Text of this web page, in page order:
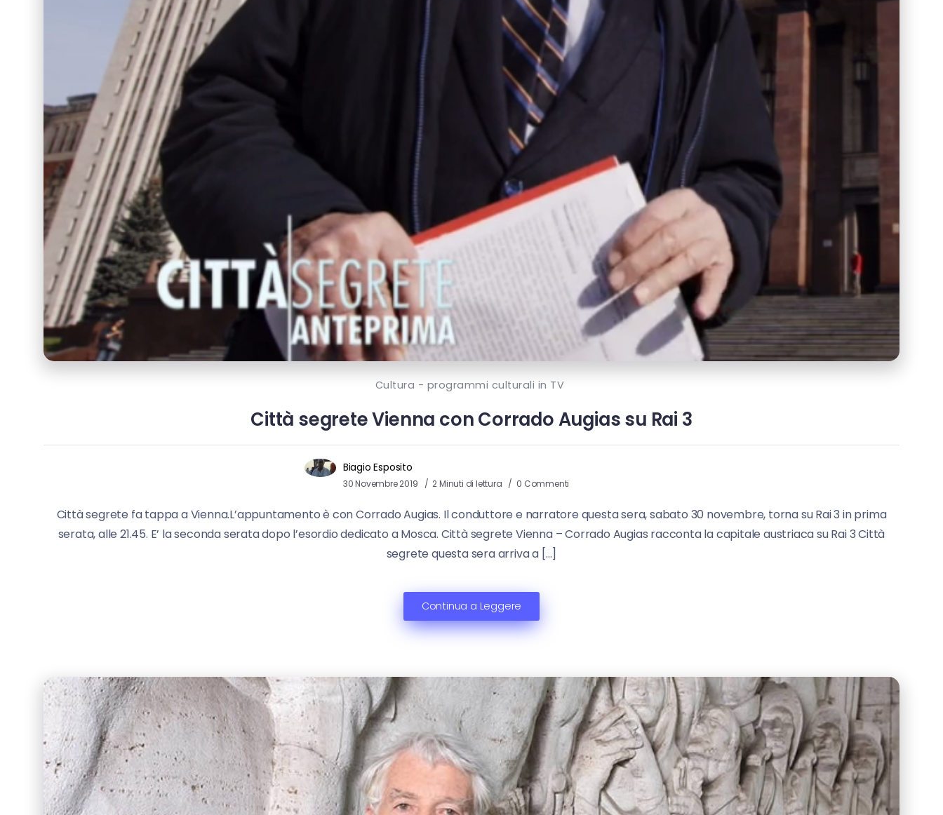
Cultura - programmi culturali in TV
Città segrete Vienna con Corrado Augias su Rai 3
Biagio Esposito
30 Novembre 2019 2 Minuti di lettura 0 Commenti
Città segrete fa tappa a Vienna.L’appuntamento è con Corrado Augias. Il conduttore e narratore questa sera, sabato 30 novembre, torna su Rai 3 in prima
serata, alle 21.45. E’ la seconda serata dopo l’esordio dedicato a Mosca. Città segrete Vienna – Corrado Augias racconta la capitale austriaca su Rai 3 Città
segrete questa sera arriva a […]
Continua a Leggere